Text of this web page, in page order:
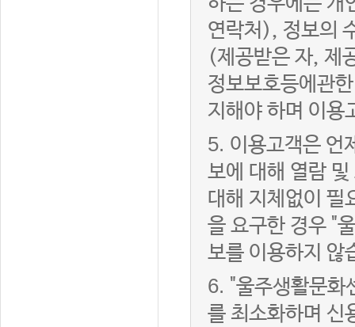
연락처), 정보의
(제공받은 자, 제
정보보호등에관
지해야 하며 이용
5. 이용고객은 언
보에 대해 열람
대해 지체없이 필
을 요구한 경우 "
보를 이용하지 않
6. "울주생활문화
를 최소화하며 신